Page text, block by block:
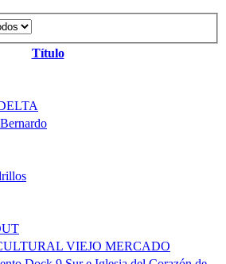
Título
VIEJO MERCADO